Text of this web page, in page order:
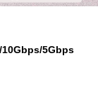
10Gbps/5Gbps